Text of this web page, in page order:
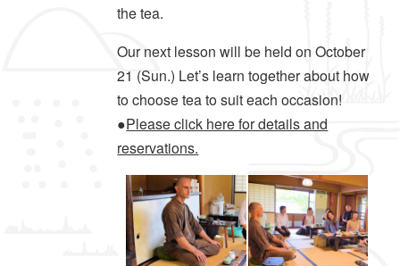
the tea.
Our next lesson will be held on October
21 (Sun.) Let’s learn together about how
to choose tea to suit each occasion!
●Please click here for details and
reservations.